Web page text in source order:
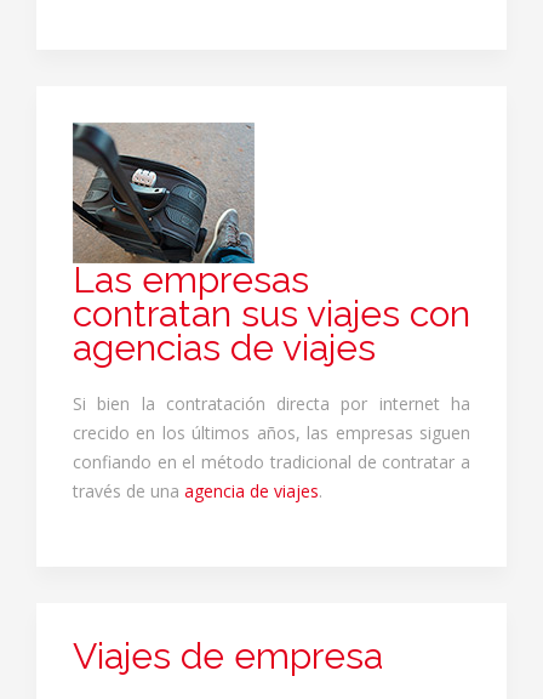
Las empresas
contratan sus viajes con
agencias de viajes
Si bien la contratación directa por internet ha
crecido en los últimos años, las empresas siguen
confiando en el método tradicional de contratar a
través de una agencia de viajes.
Viajes de empresa